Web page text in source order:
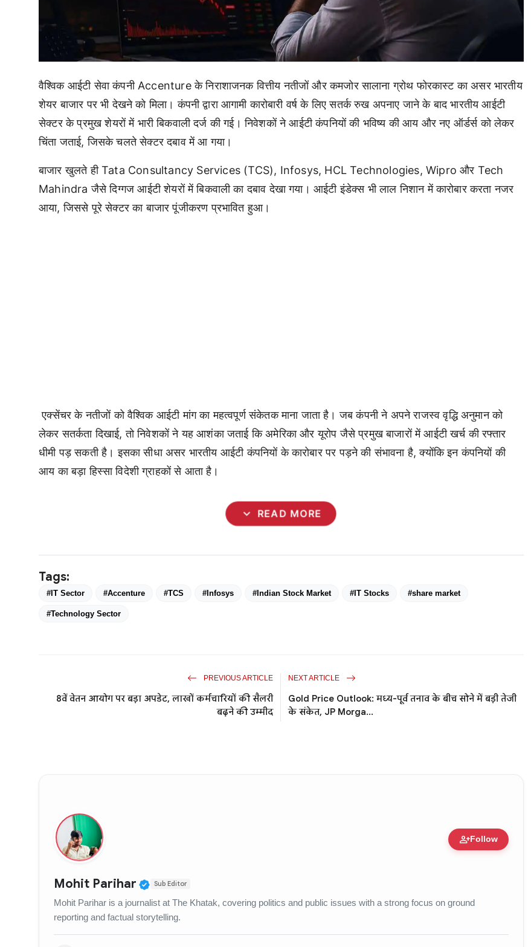
वैश्विक आईटी सेवा कंपनी Accenture के निराशाजनक वित्तीय नतीजों और कमजोर सालाना ग्रोथ फोरकास्ट का असर भारतीय
शेयर बाजार पर भी देखने को मिला। कंपनी द्वारा आगामी कारोबारी वर्ष के लिए सतर्क रुख अपनाए जाने के बाद भारतीय आईटी
सेक्टर के प्रमुख शेयरों में भारी बिकवाली दर्ज की गई। निवेशकों ने आईटी कंपनियों की भविष्य की आय और नए ऑर्डर्स को लेकर
चिंता जताई, जिसके चलते सेक्टर दबाव में आ गया।
बाजार खुलते ही Tata Consultancy Services (TCS), Infosys, HCL Technologies, Wipro और Tech
Mahindra जैसे दिग्गज आईटी शेयरों में बिकवाली का दबाव देखा गया। आईटी इंडेक्स भी लाल निशान में कारोबार करता नजर
आया, जिससे पूरे सेक्टर का बाजार पूंजीकरण प्रभावित हुआ।
एक्सेंचर के नतीजों को वैश्विक आईटी मांग का महत्वपूर्ण संकेतक माना जाता है। जब कंपनी ने अपने राजस्व वृद्धि अनुमान को
लेकर सतर्कता दिखाई, तो निवेशकों ने यह आशंका जताई कि अमेरिका और यूरोप जैसे प्रमुख बाजारों में आईटी खर्च की रफ्तार
धीमी पड़ सकती है। इसका सीधा असर भारतीय आईटी कंपनियों के कारोबार पर पड़ने की संभावना है, क्योंकि इन कंपनियों की
आय का बड़ा हिस्सा विदेशी ग्राहकों से आता है।
expand_more READ MORE
Tags:
#IT Sector #Accenture #TCS #Infosys #Indian Stock Market #IT Stocks #share market
#Technology Sector
PREVIOUS ARTICLE
8वें वेतन आयोग पर बड़ा अपडेट, लाखों कर्मचारियों की सैलरी
बढ़ने की उम्मीद
NEXT ARTICLE
Gold Price Outlook: मध्य-पूर्व तनाव के बीच सोने में बड़ी तेजी
के संकेत, JP Morga...
person_addFollow
Mohit Parihar Verified Public Figure • 11 Jun, 2026
Sub Editor
Mohit Parihar is a journalist at The Khatak, covering politics and public issues with a strong focus on ground
reporting and factual storytelling.